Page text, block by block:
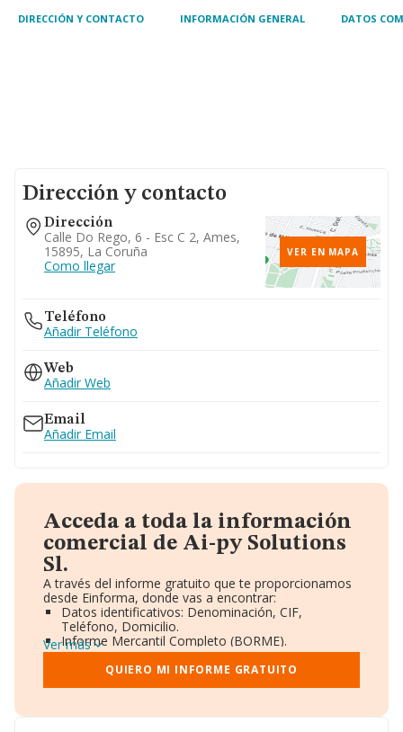
DIRECCIÓN Y CONTACTO INFORMACIÓN GENERAL DATOS
Dirección y contacto
Dirección
Calle Do Rego, 6 - Esc C 2, Ames,
15895, La Coruña
Como llegar
VER EN MAPA
Teléfono
Añadir Teléfono
Web
Añadir Web
Email
Añadir Email
Acceda a toda la información
comercial de Ai-py Solutions
Sl.
A través del informe gratuito que te proporcionamos
desde Einforma, donde vas a encontrar:
Datos identificativos: Denominación, CIF,
Teléfono, Domicilio.
Informe Mercantil Completo (BORME).
Gráficos de Evolución Ventas y Empleados.
Consejo de Administración y Administradores.
Directivos y Ejecutivos.
Ver más
QUIERO MI INFORME GRATUITO